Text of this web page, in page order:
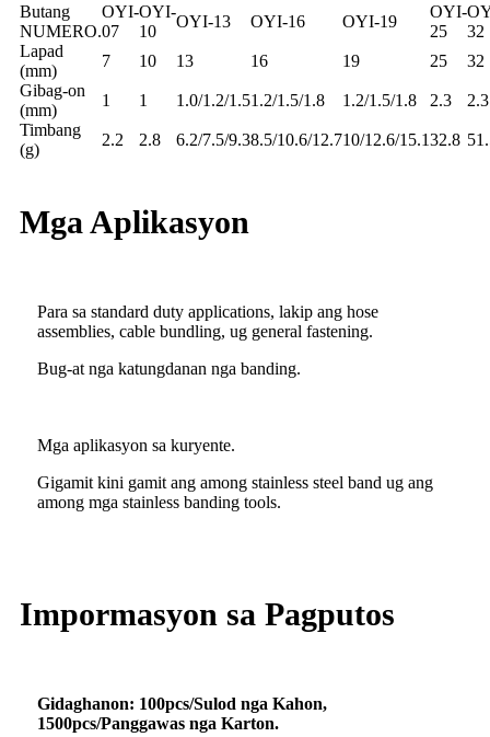
Butang
NUMERO.
OYI-
07
OYI-
10
OYI-13 OYI-16 OYI-19
OYI-
25
32
Lapad
(mm)
7 10 13 16 19 25
32
Gibag-on
(mm)
1 1 1.0/1.2/1.51.2/1.5/1.8 1.2/1.5/1.8 2.3
2.3
Timbang
(g)
2.2 2.8 6.2/7.5/9.38.5/10.6/12.710/12.6/15.132.8
Mga Aplikasyon
Para sa standard duty applications, lakip ang hose
assemblies, cable bundling, ug general fastening.
Bug-at nga katungdanan nga banding.
Mga aplikasyon sa kuryente.
Gigamit kini gamit ang among stainless steel band ug ang
among mga stainless banding tools.
Impormasyon sa Pagputos
Gidaghanon: 100pcs/Sulod nga Kahon,
1500pcs/Panggawas nga Karton.